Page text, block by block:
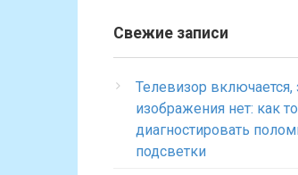
Свежие записи
Телевизор включается,
изображения нет: как
диагностировать
подсветки